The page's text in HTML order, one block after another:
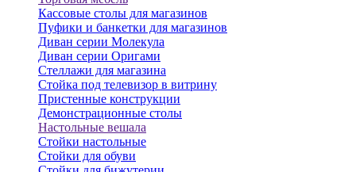
Кассовые столы для магазинов
Пуфики и банкетки для магазинов
Диван серии Молекула
Диван серии Оригами
Стеллажи для магазина
Стойка под телевизор в витрину
Пристенные конструкции
Демонстрационные столы
Настольные вешала
Стойки настольные
Стойки для обуви